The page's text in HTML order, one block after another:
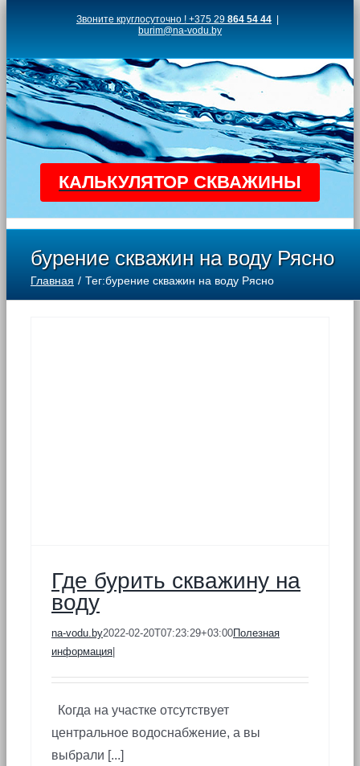
content
Звоните круглосуточно ! +375 29 864 54 44
burim@na-vodu.by
КАЛЬКУЛЯТОР СКВАЖИНЫ
бурение скважин на воду Рясно
Главная Тег:бурение скважин на воду Рясно
Где бурить скважину на
воду
na-vodu.by2022-02-20T07:23:29+03:00Полезная
информация
Когда на участке отсутствует
центральное водоснабжение, а вы
выбрали [...]